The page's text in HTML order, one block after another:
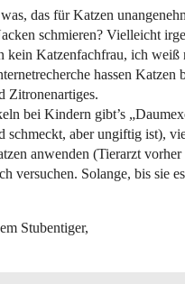
das für Katzen
schmieren? Vielleicht
Katzenfachfrau, ich weiß
hassen Katzen
Zitronenartiges.
bei Kindern gibt’s
schmeckt, aber ungiftig ist),
anwenden (Tierarzt
versuchen. Solange, bis sie
Stubentiger,